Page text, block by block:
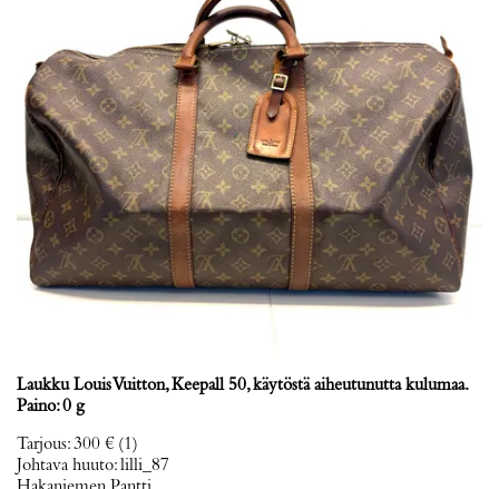
Laukku Louis Vuitton, Keepall 50, käytöstä aiheutunutta kulumaa.
Paino: 0 g
Tarjous:300 € (1)
Johtava huuto:lilli_87